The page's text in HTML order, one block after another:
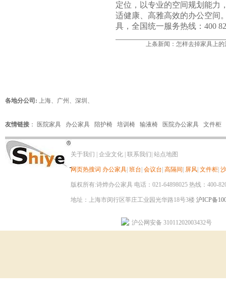
定位，以专业的空间规划能力
适健康、高雅高效的办公空间
具，全国统一服务热线：400
上条新闻： 怎样去掉家具上的
各地分公司: 上海、 广州 、 深圳 、
友情链接 ： 医院家具 办公家具 陪护椅 培训椅 输液椅 医院办公家具 文件柜
关于我们 企业文化 联系我们 站点地图
网页热搜词 办公家具 班台 会议台 高隔间 屏风 文件柜
版权所有:诗烨办公家具 电话：021-64898025 热线：400-
地址：上海市闵行区莘庄工业园光华路18号3楼 沪ICP备
沪公网安备 31011202003432号